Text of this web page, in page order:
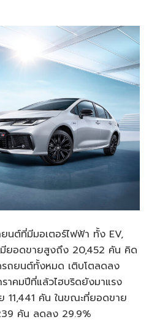
ต์ที่มีมอเตอร์ไฟฟ้า ทั้ง EV,
ยอดขายสูงถึง 20,452 คัน คิด
ถยนต์ทั้งหมด เติบโตลดลง
าคมปีที่แล้วไฮบริดยังมาแรง
11,441 คัน ในขณะที่ยอดขาย
คัน ลดลง 29.9%